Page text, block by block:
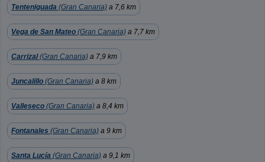
Tenteniguada (Gran Canaria) a 7,6 km
Vega de San Mateo (Gran Canaria) a 7,7 km
Carrizal(Gran Canaria) a 7,9 km
Juncalillo (Gran Canaria) a 8 km
Valleseco (Gran Canaria) a 8,4 km
Fontanales (Gran Canaria) a 9 km
Santa Lucía (Gran Canaria) a 9,1 km